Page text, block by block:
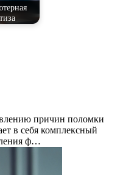
причин поломки
в себя комплексный
ф…